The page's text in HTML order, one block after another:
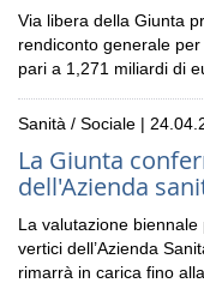
Via libera della Giunta
rendiconto generale
pari a 1,271 miliardi di
Sanità / Sociale |
La Giunta
dell'Azienda
La valutazione
vertici dell’Azienda
rimarrà in carica fino